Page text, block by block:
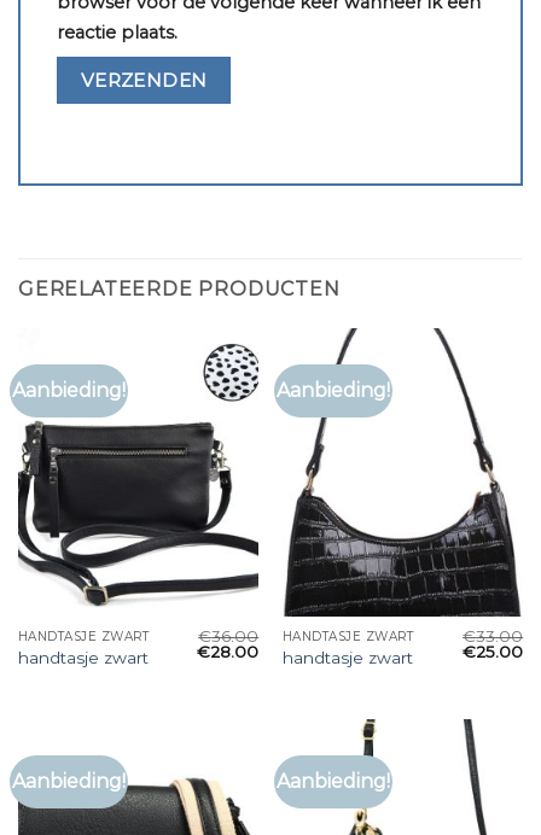
reactie plaats.
GERELATEERDE PRODUCTEN
Aanbieding!
HANDTASJE ZWART
handtasje zwart
€36.00
€28.00
Aanbieding!
HANDTASJE ZWART
handtasje zwart
€33.00
€25.00
Aanbieding! Aanbieding!